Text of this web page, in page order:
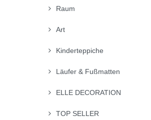
Raum
Art
Kinderteppiche
Läufer & Fußmatten
ELLE DECORATION
TOP SELLER